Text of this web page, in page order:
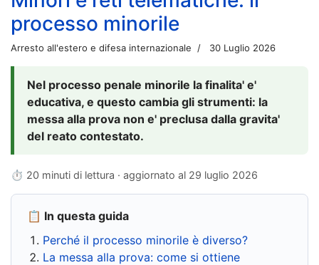
processo minorile
Arresto all'estero e difesa internazionale 30 Luglio 2026
Nel processo penale minorile la finalita' e'
educativa, e questo cambia gli strumenti: la
messa alla prova non e' preclusa dalla gravita'
del reato contestato.
⏱ 20 minuti di lettura · aggiornato al 29 luglio 2026
📋 In questa guida
Perché il processo minorile è diverso?
La messa alla prova: come si ottiene